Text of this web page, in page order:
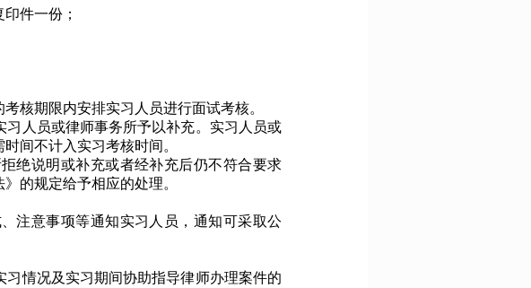
件一份；
考核期限内安排实习人员进行面试考核。
习人员或律师事务所予以补充。实习人员或
间不计入实习考核时间。
绝说明或补充或者经补充后仍不符合要求
的规定给予相应的处理。
注意事项等通知实习人员，通知可采取公
习情况及实习期间协助指导律师办理案件的